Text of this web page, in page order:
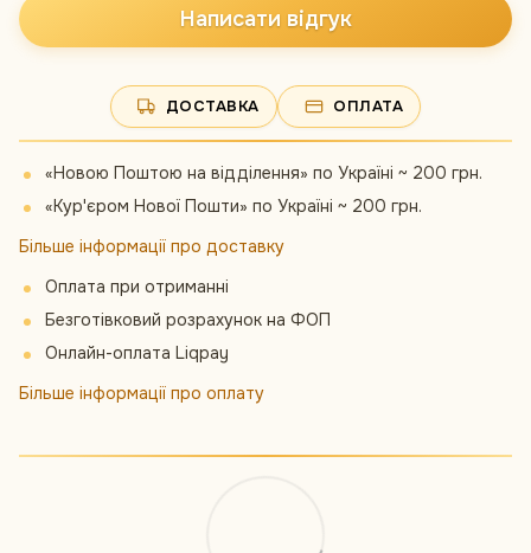
Написати відгук
ДОСТАВКА ОПЛАТА
«Новою Поштою на відділення» по Україні ~ 200 грн.
«Кур'єром Нової Пошти» по Україні ~ 200 грн.
Більше інформації про доставку
Оплата при отриманні
Безготівковий розрахунок на ФОП
Онлайн-оплата Liqpay
Більше інформації про оплату